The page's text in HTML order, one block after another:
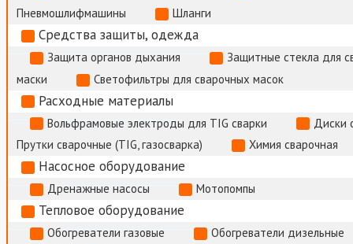
Пневмошлифмашины
Шланги
Средства защиты, одежда
Защита органов дыхания
Защитные стекла для
маски
Светофильтры для сварочных масок
Расходные материалы
Вольфрамовые электроды для TIG сварки
Диски
Прутки сварочные (TIG, газосварка)
Химия сварочная
Насосное оборудование
Дренажные насосы Мотопомпы
Тепловое оборудование
Обогреватели газовые Обогреватели дизельные